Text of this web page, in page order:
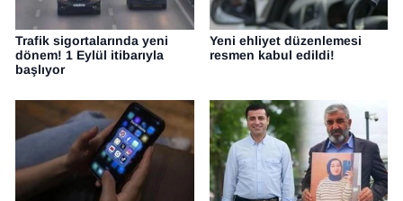
Trafik sigortalarında yeni
dönem! 1 Eylül itibarıyla
başlıyor
Yeni ehliyet düzenlemesi
resmen kabul edildi!